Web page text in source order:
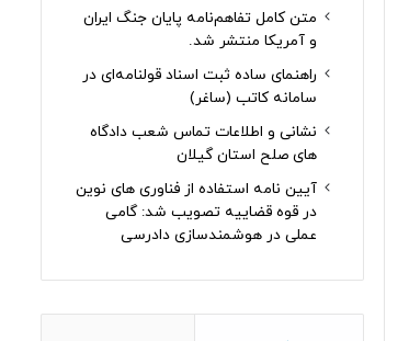
متن کامل تفاهم‌نامه پایان جنگ ایران
و آمریکا منتشر شد.
راهنمای ساده ثبت اسناد قولنامه‌ای در
سامانه کاتب (ساغر)
نشانی و اطلاعات تماس شعب دادگاه
های صلح استان گیلان
آیین نامه استفاده از فناوری های نوین
در قوه قضاییه تصویب شد: گامی
عملی در هوشمندسازی دادرسی